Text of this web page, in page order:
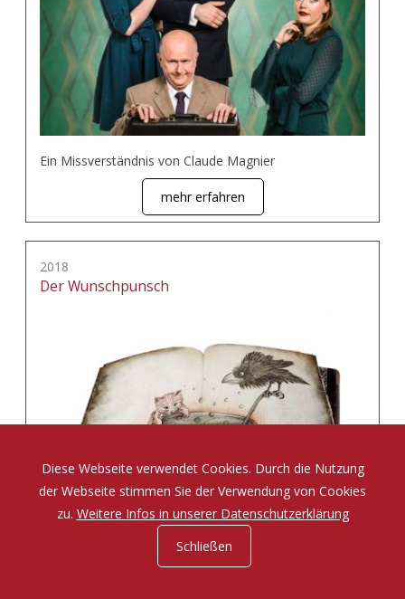
Ein Missverständnis von Claude Magnier
mehr erfahren
2018
Der Wunschpunsch
Eine Zauberposse von Michael Ende
Diese Webseite verwendet Cookies. Durch die Nutzung
der Webseite stimmen Sie der Verwendung von Cookies
zu. Weitere Infos in unserer Datenschutzerklärung
Schließen